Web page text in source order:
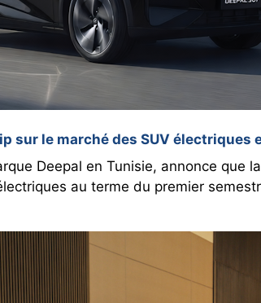
sur le marché des SUV électriques
Deepal en Tunisie, annonce que
au terme du premier